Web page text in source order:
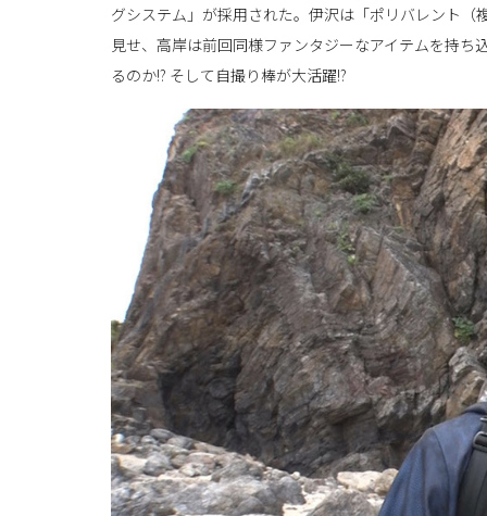
グシステム」が採用された。伊沢は「ポリバレント
見せ、高岸は前回同様ファンタジーなアイテムを持
るのか!? そして自撮り棒が大活躍!?